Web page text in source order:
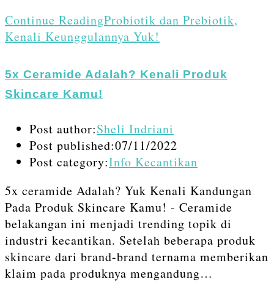
Continue ReadingProbiotik dan Prebiotik,
Kenali Keunggulannya Yuk!
5x Ceramide Adalah? Kenali Produk
Skincare Kamu!
Post author:Sheli Indriani
Post published:07/11/2022
Post category:Info Kecantikan
5x ceramide Adalah? Yuk Kenali Kandungan
Pada Produk Skincare Kamu! - Ceramide
belakangan ini menjadi trending topik di
industri kecantikan. Setelah beberapa produk
skincare dari brand-brand ternama memberikan
klaim pada produknya mengandung…